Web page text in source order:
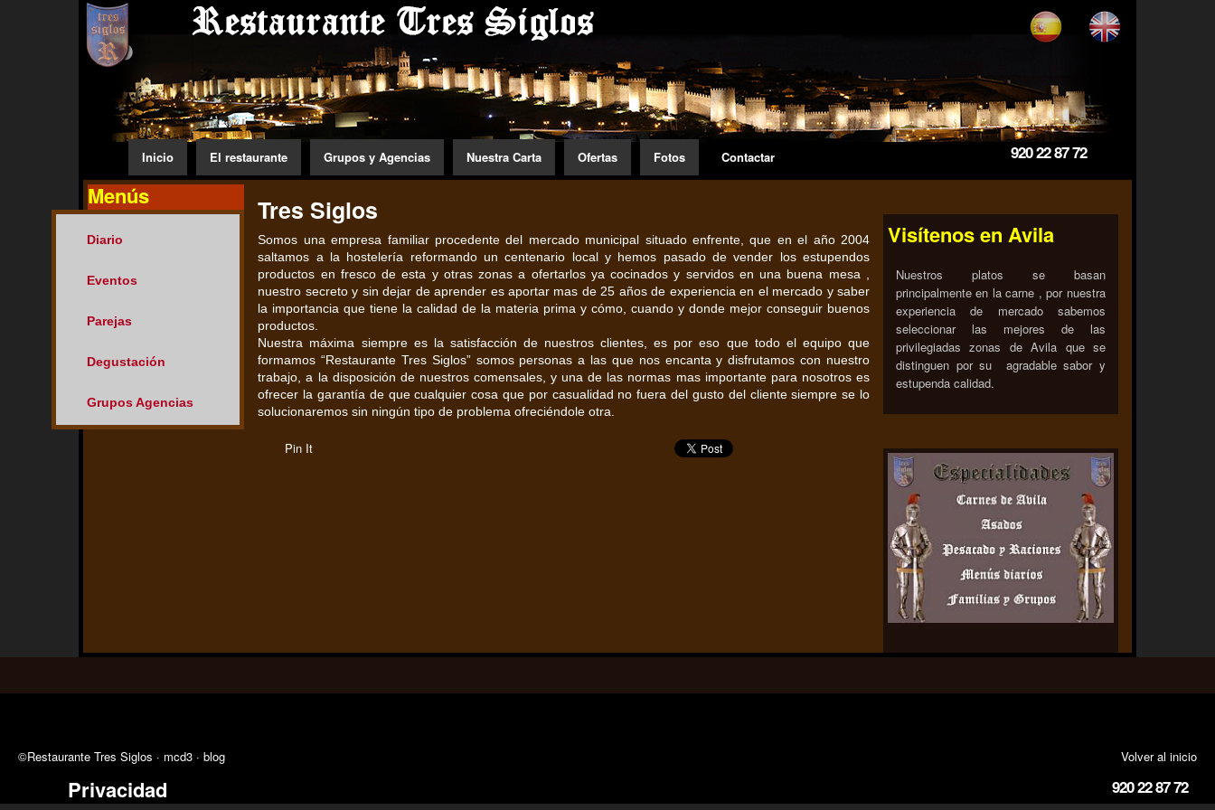
Inicio El restaurante Grupos y Agencias Nuestra Carta Ofertas Fotos Contactar 920 22 87 72
Menús
Diario
Eventos
Parejas
Degustación
Grupos Agencias
Tres Siglos
Somos una empresa familiar procedente del mercado municipal situado enfrente, que en el año 2004
saltamos a la hostelería reformando un centenario local y hemos pasado de vender los estupendos
productos en fresco de esta y otras zonas a ofertarlos ya cocinados y servidos en una buena mesa ,
nuestro secreto y sin dejar de aprender es aportar mas de 25 años de experiencia en el mercado y saber
la importancia que tiene la calidad de la materia prima y cómo, cuando y donde mejor conseguir buenos
productos.
Nuestra máxima siempre es la satisfacción de nuestros clientes, es por eso que todo el equipo que
formamos “Restaurante Tres Siglos” somos personas a las que nos encanta y disfrutamos con nuestro
trabajo, a la disposición de nuestros comensales, y una de las normas mas importante para nosotros es
ofrecer la garantía de que cualquier cosa que por casualidad no fuera del gusto del cliente siempre se lo
solucionaremos sin ningún tipo de problema ofreciéndole otra.
Pin It
Visítenos en Avila
Nuestros platos se basan
principalmente en la carne , por nuestra
experiencia de mercado sabemos
seleccionar las mejores de las
privilegiadas zonas de Avila que se
distinguen por su agradable sabor y
estupenda calidad.
Volver al inicio
©Restaurante Tres Siglos · mcd3 · blog
Privacidad 920 22 87 72